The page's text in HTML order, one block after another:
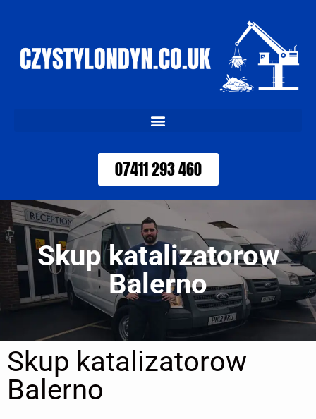
07411 293 460
Skup katalizatorow
Balerno
Skup katalizatorow
Balerno